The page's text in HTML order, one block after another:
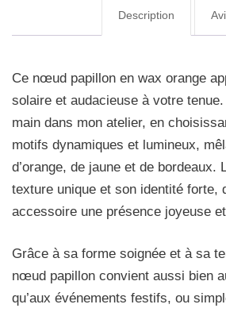
Description
Ce nœud papillon en wax orange
solaire et audacieuse à votre
main dans mon atelier, en
motifs dynamiques et lumineux,
d’orange, de jaune et de bordeaux.
texture unique et son identité forte,
accessoire une présence joyeuse
Grâce à sa forme soignée et à sa
nœud papillon convient aussi bien
qu’aux événements festifs, ou